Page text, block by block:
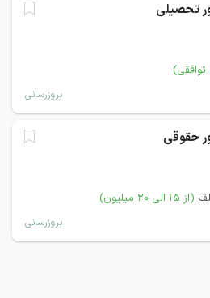
تحصیلی
بروزرسانی
حقوقی
(از ۱۵ الی ۲۰ میلیون)
بروزرسانی